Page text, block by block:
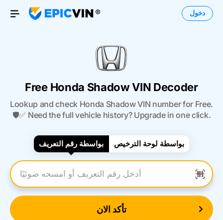
Open Menu
دخول
Free Honda Shadow VIN Decoder
Lookup and check Honda Shadow VIN number for Free.
🛡️✅ Need the full vehicle history? Upgrade in one click.
بواسطة رقم التعريف بواسطة لوحة الترخيص
أدخل رقم التعريف
تأكد الان